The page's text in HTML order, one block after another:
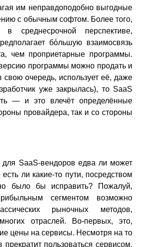
им неправдоподобно выгодные
с обычным софтом. Более того,
среднесрочной перспективе,
бόльшую взаимосвязь
чем проприетарные программы.
программы можно продать и
свою очередь, использует её, даже
уже закрылась), то SaaS
— и это влечёт определённые
провайдера, так и со стороны
SaaS-вендоров едва ли может
ли какие-то пути, посредством
было бы исправить? Пожалуй,
сегментом возможно
рыночных методов,
отраслей. Во-первых, это,
цены на сервисы. Несмотря на то
прекратит пользоваться сервисом,